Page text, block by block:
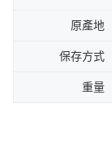
原產地
保存方式
重量